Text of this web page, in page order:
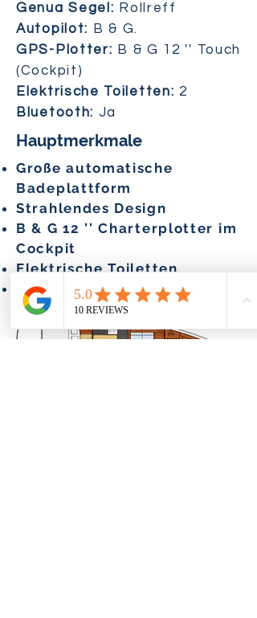
Genua Segel: Rollreff
Autopilot:
B & G.
GPS-Plotter: B & G 12 '' Touch
(Cockpit)
Elektrische Toiletten: 2
Bluetooth: Ja
Hauptmerkmale
Große automatische
Badeplattform
Strahlendes Design
B & G 12 '' Charterplotter im
Cockpit
Elektrische Toiletten
Volllatten-Hauptsegel